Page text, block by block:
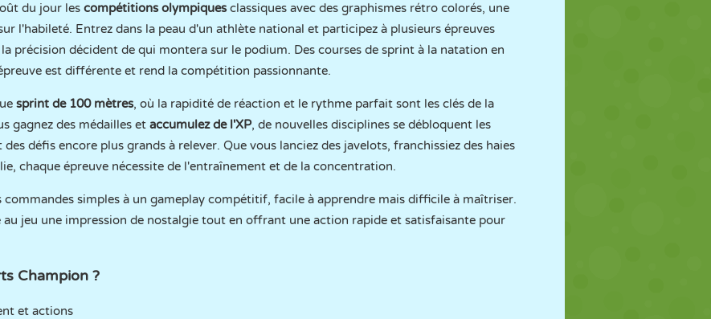
du jour les compétitions olympiquesclassiques avec des graphismes rétro colorés, une
l'habileté. Entrez dans la peau d'un athlète national et participez à plusieurs épreuves
précision décident de qui montera sur le podium. Des courses de sprint à la natation en
est différente et rend la compétition passionnante.
sprint de 100 mètres, où la rapidité de réaction et le rythme parfait sont les clés de la
gagnez des médailles et accumulez de l'XP, de nouvelles disciplines se débloquent les
défis encore plus grands à relever. Que vous lanciez des javelots, franchissiez des haies
chaque épreuve nécessite de l'entraînement et de la concentration.
commandes simples à un gameplay compétitif, facile à apprendre mais difficile à maîtriser.
jeu une impression de nostalgie tout en offrant une action rapide et satisfaisante pour
Champion ?
et actions